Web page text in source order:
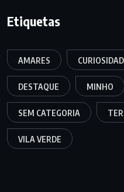
Etiquetas
AMARES
DESTAQUE MINHO
SEM CATEGORIA
VILA VERDE